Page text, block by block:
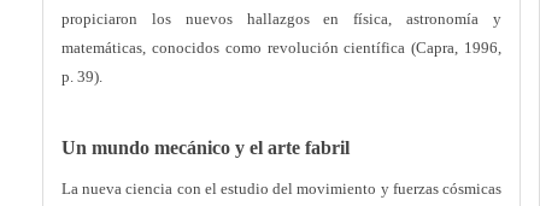
propiciaron los nuevos hallazgos en física, astronomía y
matemáticas, conocidos como revolución científica (Capra, 1996,
p. 39).
Un mundo mecánico y el arte fabril
La nueva ciencia con el estudio del movimiento y fuerzas cósmicas